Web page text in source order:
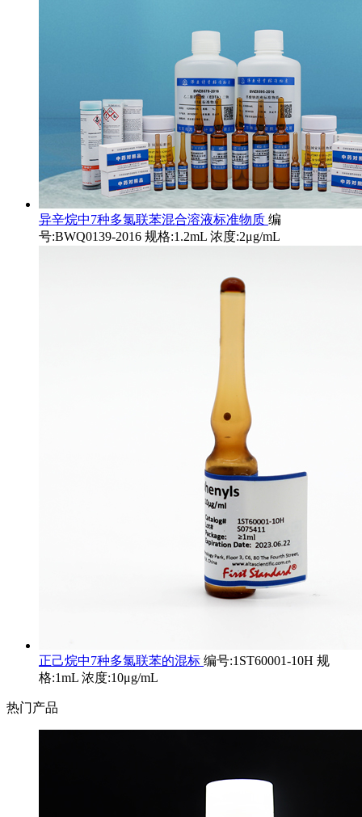
异辛烷中7种多氯联苯混合溶液标准物质 编
号:BWQ0139-2016 规格:1.2mL 浓度:2μg/mL
正己烷中7种多氯联苯的混标 编号:1ST60001-10H 规
格:1mL 浓度:10μg/mL
热门产品